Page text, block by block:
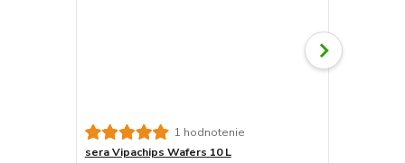
1 hodnotenie
sera Vipachips Wafers 10 L